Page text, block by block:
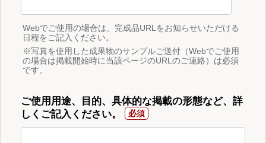
Webでご使用の場合は、完成品URLをお知らせいただける
日程をご記入ください。
※写真を使用した成果物のサンプルご送付（Webでご使用
の場合は掲載開始時に当該ページのURLのご連絡）は必須
です。
ご使用用途、目的、具体的な掲載の形態など、詳
しくご記入ください。